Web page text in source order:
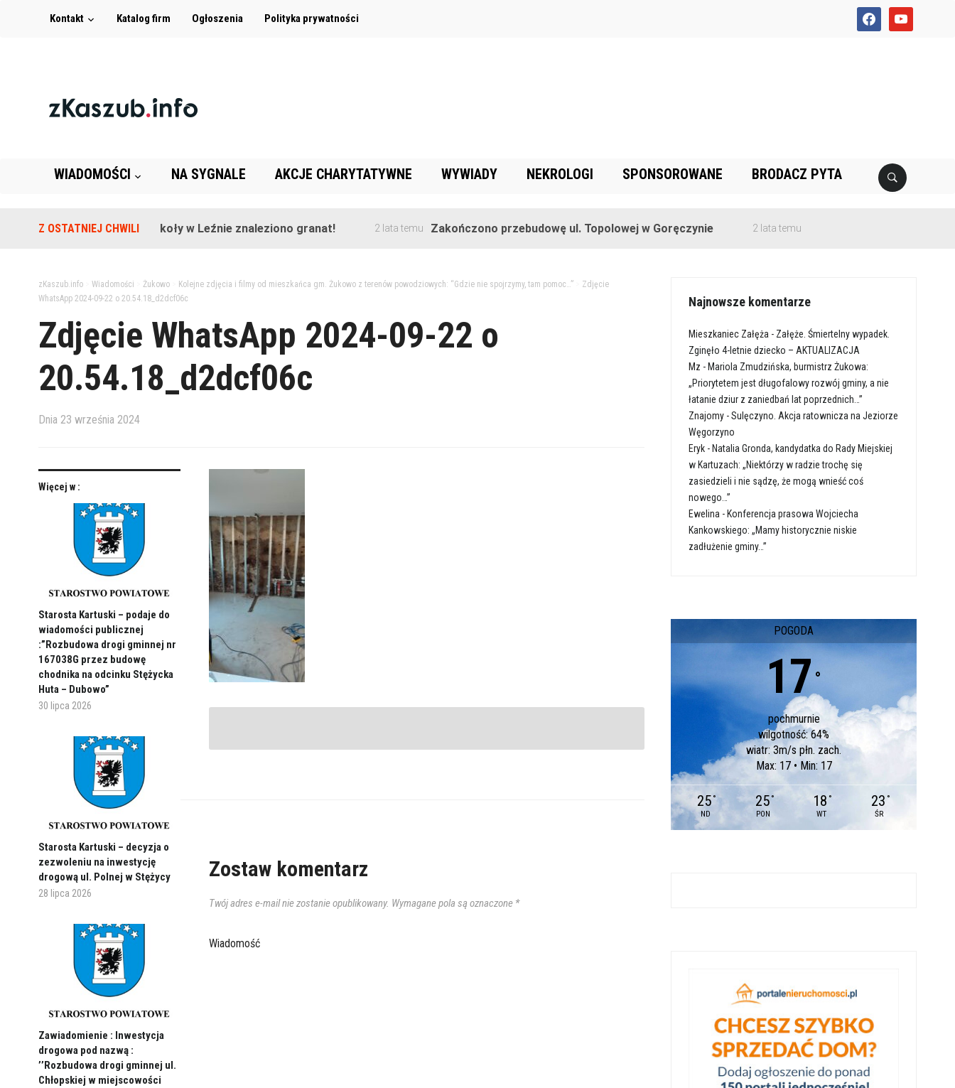
facebookyoutube
Kontakt Katalog firm Ogłoszenia Polityka prywatności
WIADOMOŚCI NA SYGNALE AKCJE CHARYTATYWNE WYWIADY NEKROLOGI SPONSOROWANE BRODACZ PYTA
Z OSTATNIEJ CHWILI
Na terenie szkoły w Leźnie znaleziono granat! 2 lata temu Zakończono przebudowę ul. Topolowej w Goręczynie 2 lata temu
zKaszub.info> Wiadomości Żukowo> Kolejne zdjęcia i filmy od mieszkańca gm. Żukowo z terenów powodziowych: “Gdzie nie spojrzymy, tam pomoc…”> Zdjęcie
WhatsApp 2024-09-22 o 20.54.18_d2dcf06c
Zdjęcie WhatsApp 2024-09-22 o
20.54.18_d2dcf06c
Dnia 23 września 2024
Więcej w :
Starosta Kartuski – podaje do
wiadomości publicznej
:”Rozbudowa drogi gminnej nr
167038G przez budowę
chodnika na odcinku Stężycka
Huta – Dubowo”
30 lipca 2026
Starosta Kartuski – decyzja o
zezwoleniu na inwestycję
drogową ul. Polnej w Stężycy
28 lipca 2026
Zawiadomienie : Inwestycja
drogowa pod nazwą :
’’Rozbudowa drogi gminnej ul.
Chłopskiej w miejscowości
Zostaw komentarz
Twój adres e-mail nie zostanie opublikowany. Wymagane pola są oznaczone *
Wiadomość
Najnowsze komentarze
Mieszkaniec Załęża - Załęże. Śmiertelny wypadek.
Zginęło 4-letnie dziecko – AKTUALIZACJA
Mz - Mariola Zmudzińska, burmistrz Żukowa:
„Priorytetem jest długofalowy rozwój gminy, a nie
łatanie dziur z zaniedbań lat poprzednich…”
Znajomy -Sulęczyno. Akcja ratownicza na Jeziorze
Węgorzyno
Eryk - Natalia Gronda, kandydatka do Rady Miejskiej
w Kartuzach: „Niektórzy w radzie trochę się
zasiedzieli i nie sądzę, że mogą wnieść coś
nowego…”
Ewelina - Konferencja prasowa Wojciecha
Kankowskiego: „Mamy historycznie niskie
zadłużenie gminy…”
POGODA
17 °
pochmurnie
wilgotność: 64%
wiatr: 3m/s płn. zach.
Max: 17 • Min: 17
25 °
ND
25 °
PON
18 °
WT
23 °
ŚR